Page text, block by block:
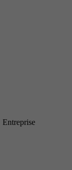
Entreprise